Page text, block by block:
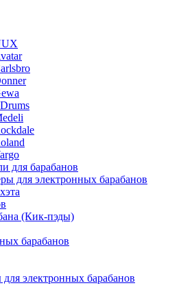
для барабанов
для электронных барабанов
(Кик-пэды)
барабанов
электронных барабанов